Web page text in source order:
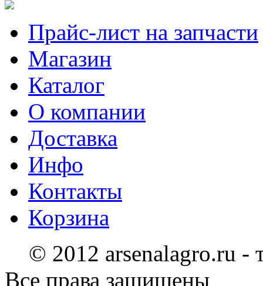
Прайс-лист на запчасти
Магазин
Каталог
О компании
Доставка
Инфо
Контакты
Корзина
© 2012 arsenalagro.ru -
Все права защищены